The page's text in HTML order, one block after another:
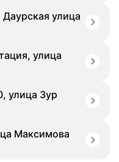
улица
улица
улица Зур
Максимова